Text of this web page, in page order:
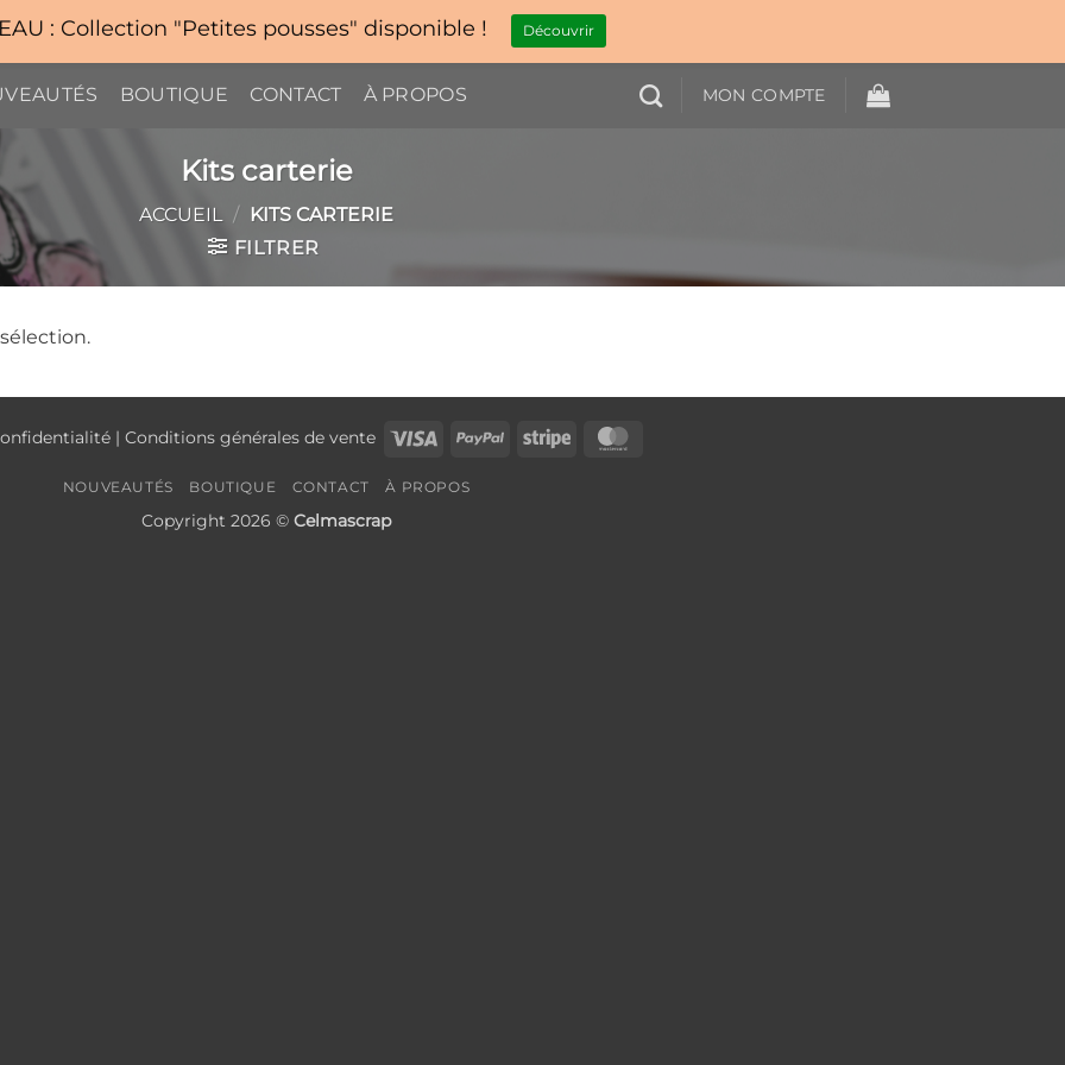
BOUTIQUE CONTACT À PROPOS MON COMPTE
Kits carterie
ACCUEIL / KITS CARTERIE
FILTRER
| Conditions générales de vente Visa PayPal Stripe
NOUVEAUTÉS BOUTIQUE CONTACT À PROPOS
Copyright 2026 © Celmascrap
: Collection "Petites pousses" disponible ! Découvrir